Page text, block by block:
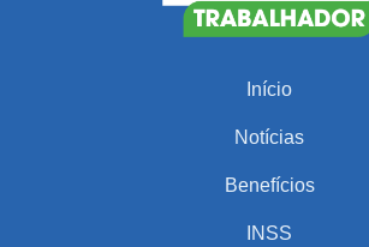
Início
Notícias
Benefícios
INSS